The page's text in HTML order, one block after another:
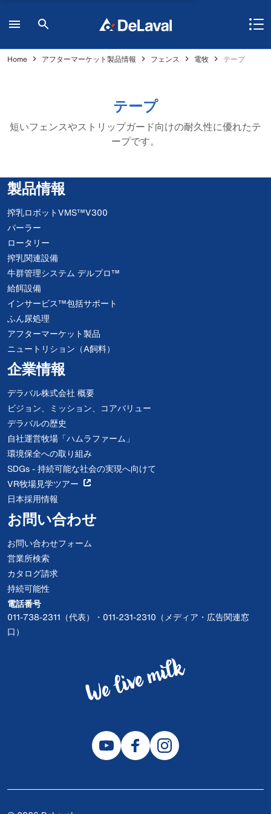
Home アフターマーケット製品情報 フェンス 電牧 テープ
テープ
短いフェンスやストリップガード向けの耐久性に優れたテ
ープです。
製品情報
搾乳ロボットVMS™V300
パーラー
ロータリー
搾乳関連設備
牛群管理システム デルプロ™
給餌設備
インサービス™包括サポート
ふん尿処理
アフターマーケット製品
ニュートリション（A飼料）
企業情報
デラバル株式会社 概要
ビジョン、ミッション、コアバリュー
デラバルの歴史
自社運営牧場「ハムラファーム」
環境保全への取り組み
SDGs - 持続可能な社会の実現へ向けて
VR牧場見学ツアー
日本採用情報
お問い合わせ
お問い合わせフォーム
営業所検索
カタログ請求
持続可能性
電話番号
011-738-2311（代表）・011-231-2310（メディア・広告関連窓
口）